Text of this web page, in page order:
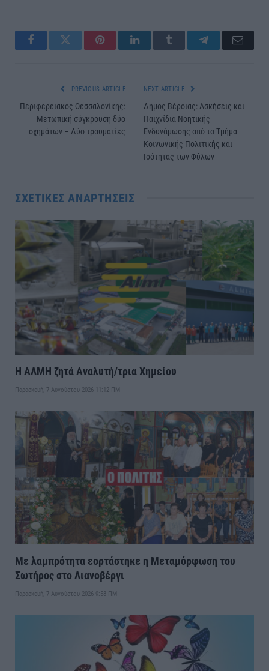
FacebookTwitter PinterestLinkedInTumblr TelegramEmail
PREVIOUS ARTICLE
Περιφερειακός Θεσσαλονίκης:
Μετωπική σύγκρουση δύο
οχημάτων – Δύο τραυματίες
NEXT ARTICLE
Δήμος Βέροιας: Ασκήσεις και
Παιχνίδια Νοητικής
Ενδυνάμωσης από το Τμήμα
Κοινωνικής Πολιτικής και
Ισότητας των Φύλων
ΣΧΕΤΙΚΈΣ ΑΝΑΡΤΉΣΕΙΣ
Η ΑΛΜΗ ζητά Αναλυτή/τρια Χημείου
Παρασκευή, 7 Αυγούστου 2026 11:12 ΠΜ
Με λαμπρότητα εορτάστηκε η Μεταμόρφωση του
Σωτήρος στο Λιανοβέργι
Παρασκευή, 7 Αυγούστου 2026 9:58 ΠΜ